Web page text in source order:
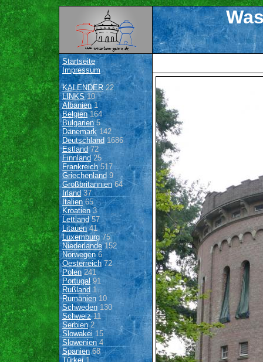
Startseite
Impressum
KALENDER22
LINKS10
Albanien1
Belgien164
Bulgarien 5
Dänemark142
Deutschland 1686
Estland 72
Finnland 25
Frankreich517
Griechenland9
Großbritannien64
Irland 37
Italien65
Kroatien3
Lettland57
Litauen41
Luxemburg 75
Niederlande152
Norwegen6
Oesterreich72
Polen 241
Portugal91
Rußland 1
Rumänien10
Schweden 130
Schweiz11
Serbien2
Slowakei15
Slowenien4
Spanien68
Türkei1